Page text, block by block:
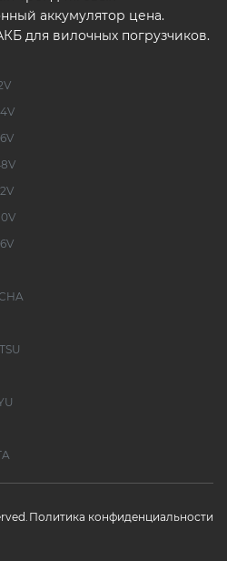
аккумулятор цена.
для вилочных погрузчиков.
Политика конфиденциальности